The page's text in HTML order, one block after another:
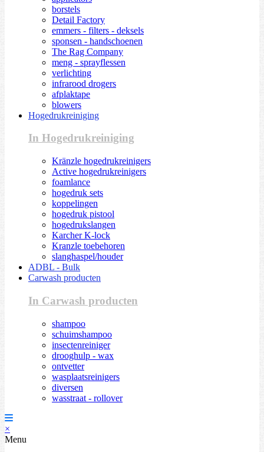
borstels
Detail Factory
emmers - filters - deksels
sponsen - handschoenen
The Rag Company
meng - sprayflessen
verlichting
infrarood drogers
afplaktape
blowers
Hogedrukreiniging
In Hogedrukreiniging
Kränzle hogedrukreinigers
Active hogedrukreinigers
foamlance
hogedruk sets
koppelingen
hogedruk pistool
hogedrukslangen
Karcher K-lock
Kranzle toebehoren
slanghaspel/houder
ADBL - Bulk
Carwash producten
In Carwash producten
shampoo
schuimshampoo
insectenreiniger
drooghulp - wax
ontvetter
wasplaatsreinigers
diversen
wasstraat - rollover
×
Menu